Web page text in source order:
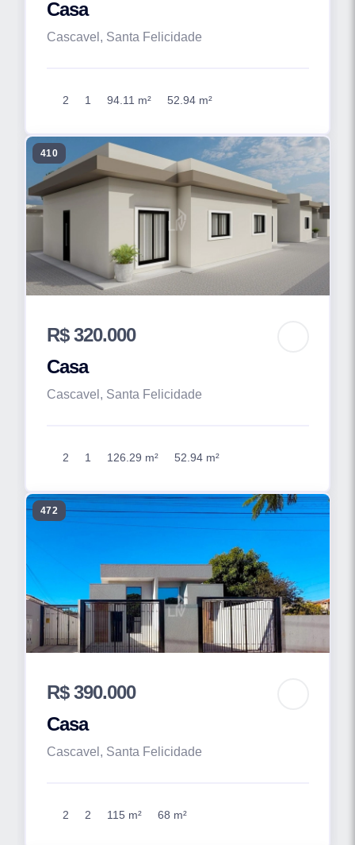
Casa
Cascavel, Santa Felicidade
2 1 94.11 m² 52.94 m²
410
R$ 320.000
Casa
Cascavel, Santa Felicidade
2 1 126.29 m² 52.94 m²
472
R$ 390.000
Casa
Cascavel, Santa Felicidade
2 2 115 m² 68 m²